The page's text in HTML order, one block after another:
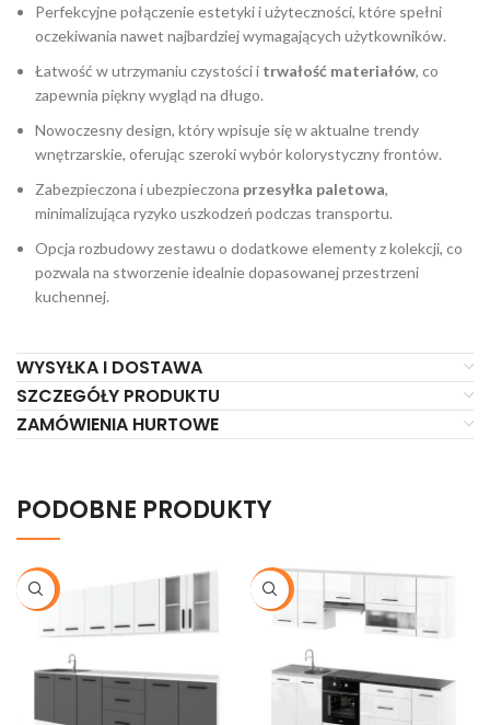
Perfekcyjne połączenie estetyki i użyteczności, które spełni
oczekiwania nawet najbardziej wymagających użytkowników.
Łatwość w utrzymaniu czystości i trwałość materiałów, co
zapewnia piękny wygląd na długo.
Nowoczesny design, który wpisuje się w aktualne trendy
wnętrzarskie, oferując szeroki wybór kolorystyczny frontów.
Zabezpieczona i ubezpieczona przesyłka paletowa,
minimalizująca ryzyko uszkodzeń podczas transportu.
Opcja rozbudowy zestawu o dodatkowe elementy z kolekcji, co
pozwala na stworzenie idealnie dopasowanej przestrzeni
kuchennej.
WYSYŁKA I DOSTAWA
SZCZEGÓŁY PRODUKTU
ZAMÓWIENIA HURTOWE
PODOBNE PRODUKTY
-20% -16%